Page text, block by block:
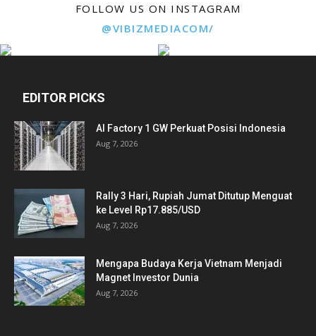
FOLLOW US ON INSTAGRAM
@VIBIZMEDIACOM/
EDITOR PICKS
AI Factory 1 GW Perkuat Posisi Indonesia
Aug 7, 2026
Rally 3 Hari, Rupiah Jumat Ditutup Menguat
ke Level Rp17.885/USD
Aug 7, 2026
Mengapa Budaya Kerja Vietnam Menjadi
Magnet Investor Dunia
Aug 7, 2026